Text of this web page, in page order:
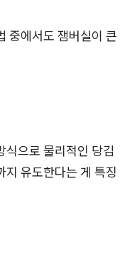
중에서도 잼버실이 큰
식으로 물리적인 당김
지 유도한다는 게 특징